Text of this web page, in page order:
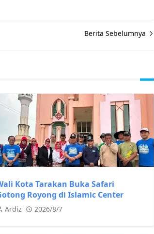
Berita Sebelumnya
Kota Tarakan Buka Safari
Royong di Islamic Center
Ardiz 2026/8/7